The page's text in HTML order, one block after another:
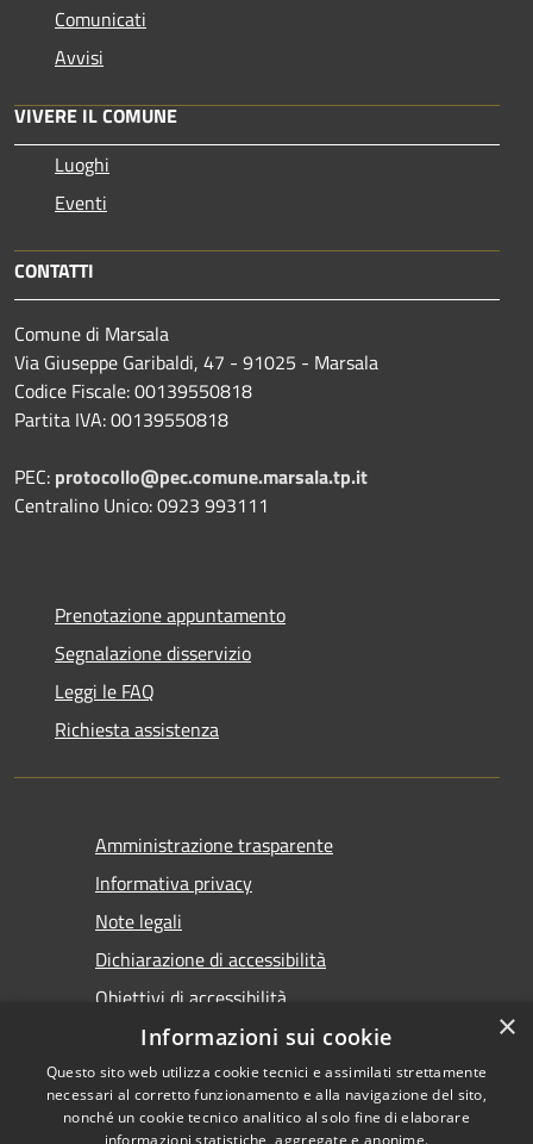
Comunicati
Avvisi
VIVERE IL COMUNE
Luoghi
Eventi
CONTATTI
Comune di Marsala
Via Giuseppe Garibaldi, 47 - 91025 - Marsala
Codice Fiscale: 00139550818
Partita IVA: 00139550818
PEC: protocollo@pec.comune.marsala.tp.it
Centralino Unico: 0923 993111
Prenotazione appuntamento
Segnalazione disservizio
Leggi le FAQ
Richiesta assistenza
Amministrazione trasparente
Informativa privacy
Note legali
Dichiarazione di accessibilità
Obiettivi di accessibilità
×
Informazioni sui cookie
Questo sito web utilizza cookie tecnici e assimilati strettamente
necessari al corretto funzionamento e alla navigazione del sito,
nonché un cookie tecnico analitico al solo fine di elaborare
informazioni statistiche, aggregate e anonime.